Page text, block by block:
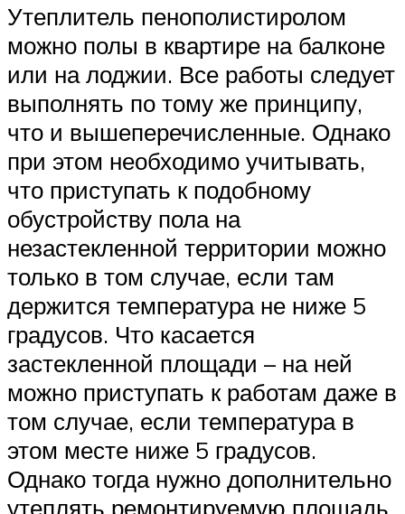
Утеплитель пенополистиролом
можно полы в квартире на балконе
или на лоджии. Все работы следует
выполнять по тому же принципу,
что и вышеперечисленные. Однако
при этом необходимо учитывать,
что приступать к подобному
обустройству пола на
незастекленной территории можно
только в том случае, если там
держится температура не ниже 5
градусов. Что касается
застекленной площади – на ней
можно приступать к работам даже в
том случае, если температура в
этом месте ниже 5 градусов.
Однако тогда нужно дополнительно
утеплять ремонтируемую площадь,